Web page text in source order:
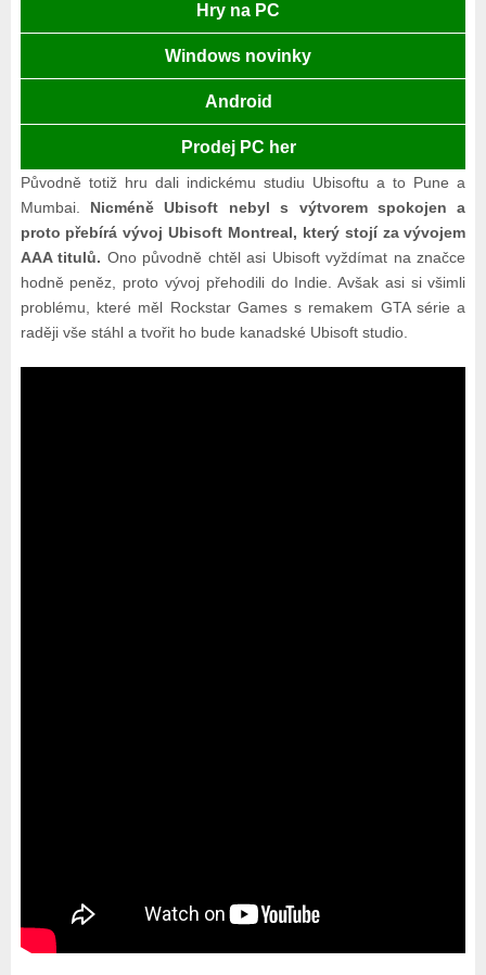
Hry na PC
Windows novinky
Android
Prodej PC her
Původně totiž hru dali indickému studiu Ubisoftu a to Pune a
Mumbai. Nicméně Ubisoft nebyl s výtvorem spokojen a
proto přebírá vývoj Ubisoft Montreal, který stojí za vývojem
AAA titulů. Ono původně chtěl asi Ubisoft vyždímat na značce
hodně peněz, proto vývoj přehodili do Indie. Avšak asi si všimli
problému, které měl Rockstar Games s remakem GTA série a
raději vše stáhl a tvořit ho bude kanadské Ubisoft studio.